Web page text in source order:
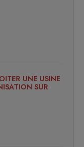
UNE USINE
SUR